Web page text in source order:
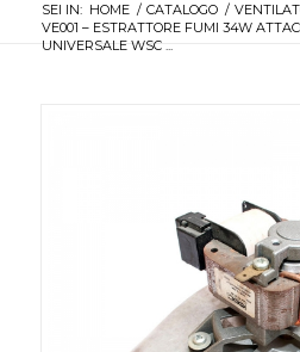
SEI IN: HOME / CATALOGO /
VE001 – ESTRATTORE FUMI 34W
UNIVERSALE WSC ...